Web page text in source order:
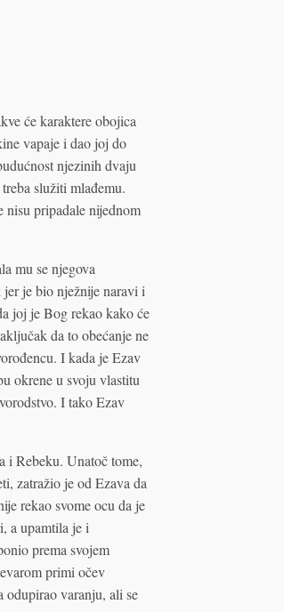
će karaktere obojica
vapaje i dao joj do
njezinih dvaju
služiti mlađemu.
nisu pripadale nijednom
mu se njegova
je bio nježnije naravi i
joj je Bog rekao kako će
da to obećanje ne
I kada je Ezav
okrene u svoju vlastitu
I tako Ezav
i Rebeku. Unatoč tome,
zatražio je od Ezava da
rekao svome ocu da je
a upamtila je i
prema svojem
primi očev
varanju, ali se